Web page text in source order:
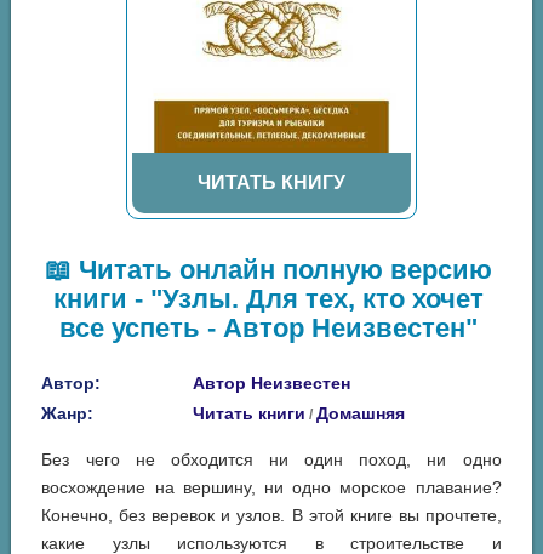
ЧИТАТЬ КНИГУ
📖 Читать онлайн полную версию
книги - "Узлы. Для тех, кто хочет
все успеть - Автор Неизвестен"
Автор:
Автор Неизвестен
Жанр:
Читать книги /Домашняя
Без чего не обходится ни один поход, ни одно
восхождение на вершину, ни одно морское плавание?
Конечно, без веревок и узлов. В этой книге вы прочтете,
какие узлы используются в строительстве и